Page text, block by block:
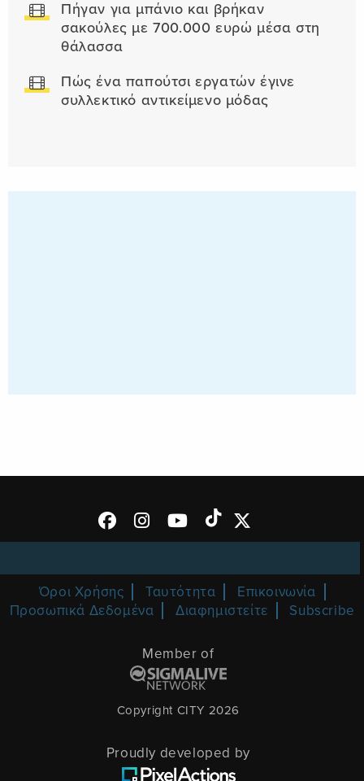
Πήγαν για μπάνιο και βρήκαν
σακούλες με 700.000 ευρώ μέσα στη
θάλασσα
Πώς ένα παπούτσι εργατών έγινε
συλλεκτικό αντικείμενο μόδας
Όροι Χρήσης Ταυτότητα
Επικοινωνία
Προσωπικά Δεδομένα
Διαφημιστείτε Subscribe
Member of
Copyright CITY 2026
Proudly developed by